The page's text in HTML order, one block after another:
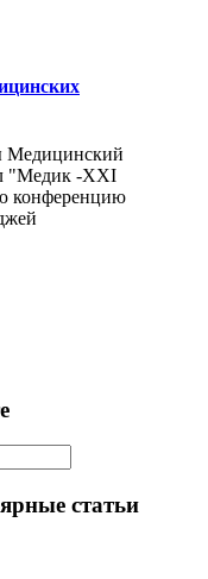
Медицинский
"Медик -ХХI
конференцию
статьи